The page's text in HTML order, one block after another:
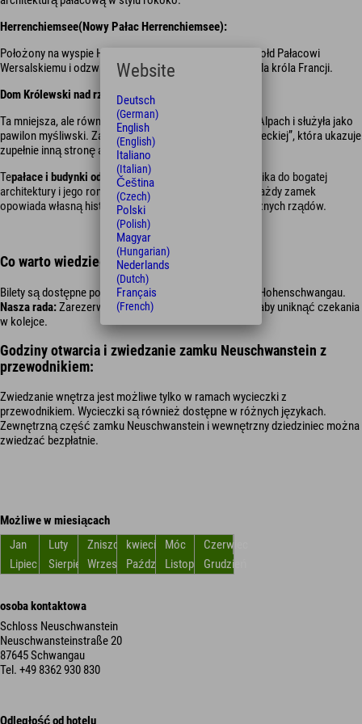
Herrenchiemsee(Nowy Pałac Herrenchiemsee):
Położony na wyspie Herrenchiemsee pałac ten oddaje hołd Pałacowi
Wersalskiemu i odzwierciedla uwielbienie Ludwika XIV dla króla Francji.
Dom Królewski nad rzeką Schachen
Ta mniejsza, ale równie urocza budowla znajduje się w Alpach i służyła jako
pawilon myśliwski. Zamek słynie z egzotycznej „Sali Tureckiej”, która ukazuje
zupełnie inną stronę architektonicznego gustu Ludwika.
Tepałace i budynki odzwierciedlają
głęboką pasję Ludwika do bogatej
architektury i jego romantyczną idealizację monarchii.
Każdy zamek
opowiada własną historię marzeń Ludwika i jego tragicznych rządów.
Co warto wiedzieć o swoim zamku Odwiedź:
Bilety są dostępne pod zamkiem w Centrum Biletowym Hohenschwangau.
Nasza rada:Zarezerwuj bilety online z wyprzedzeniem, aby uniknąć czekania
w kolejce.
Godziny otwarcia i zwiedzanie zamku Neuschwanstein z
przewodnikiem:
Zwiedzanie wnętrza jest możliwe tylko w ramach wycieczki z
przewodnikiem. Wycieczki są również dostępne w różnych językach.
Zewnętrzną część zamku Neuschwanstein i wewnętrzny dziedziniec można
zwiedzać bezpłatnie.
Możliwe w miesiącach
Jan
Luty ZniszczyćkwiecieńMóc
Czerwiec
Lipiec
Sierpień WrzesieńPaździernikListopadGrudzień
osoba kontaktowa
Schloss Neuschwanstein
Neuschwansteinstraße 20
87645 Schwangau
Tel. +49 8362 930 830
Odległość od hotelu
Website
Deutsch
(German)
English
(English)
Italiano
(Italian)
Čeština
(Czech)
Polski
(Polish)
Magyar
(Hungarian)
Nederlands
(Dutch)
Français
(French)